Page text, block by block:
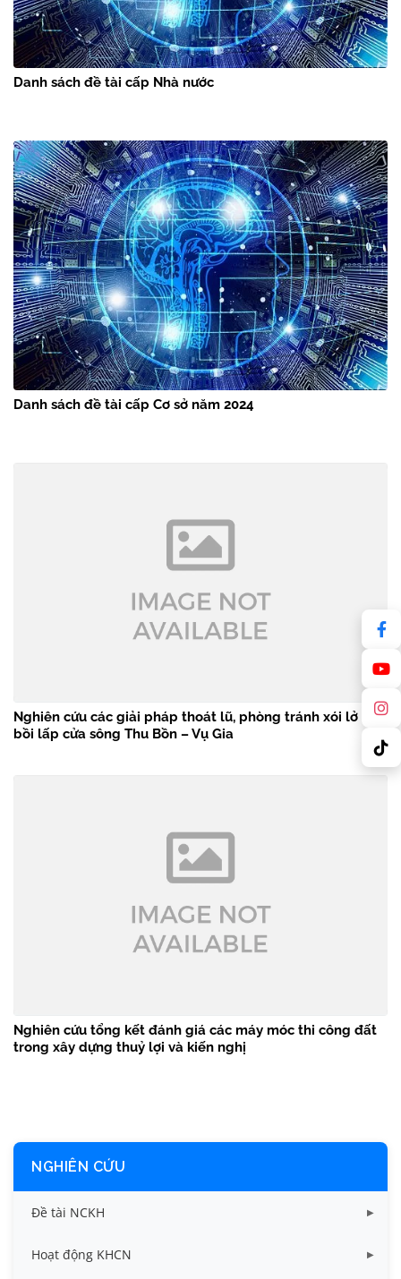
Danh sách đề tài cấp Nhà nước
Danh sách đề tài cấp Cơ sở năm 2024
Nghiên cứu các giải pháp thoát lũ, phòng tránh xói lở và
bồi lấp cửa sông Thu Bồn – Vụ Gia
Nghiên cứu tổng kết đánh giá các máy móc thi công đất
trong xây dựng thuỷ lợi và kiến nghị
NGHIÊN CỨU
Đề tài NCKH
Dữ liệu Đề tài cấp Bộ
Hoạt động KHCN